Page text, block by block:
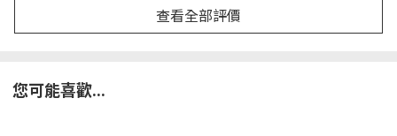
查看全部評價
您可能喜歡...